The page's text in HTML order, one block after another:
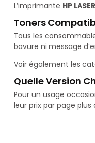
L’imprimante HP
Toners
Tous les
bavure ni message
Voir également les
Quelle Version
Pour un usage
leur prix par page plus